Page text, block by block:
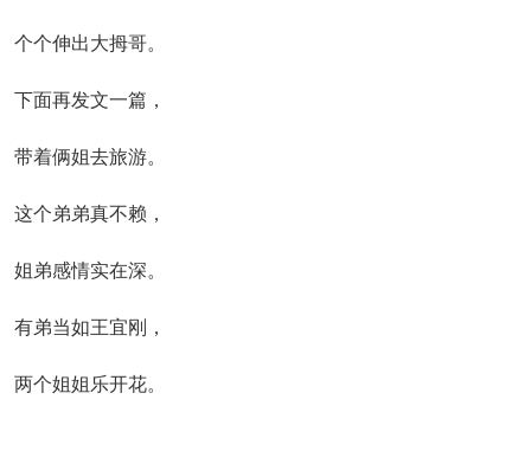
个个伸出大拇哥。
下面再发文一篇，
带着俩姐去旅游。
这个弟弟真不赖，
姐弟感情实在深。
有弟当如王宜刚，
两个姐姐乐开花。